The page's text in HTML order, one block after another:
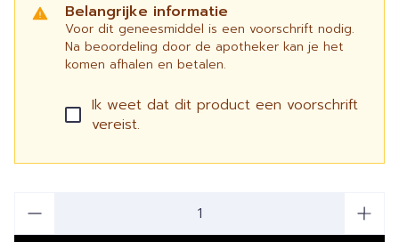
Belangrijke informatie
Voor dit geneesmiddel is een voorschrift nodig.
Na beoordeling door de apotheker kan je het
komen afhalen en betalen.
Ik weet dat dit product een voorschrift
vereist.